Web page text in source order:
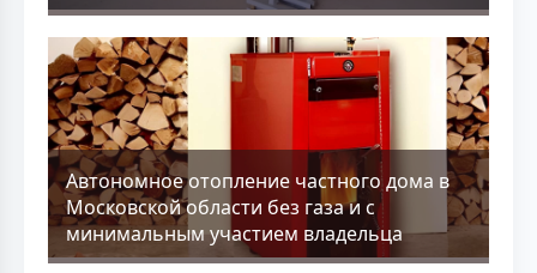
Aвтономное отопление частного дома в
Московской области без газа и с
минимальным участием владельца